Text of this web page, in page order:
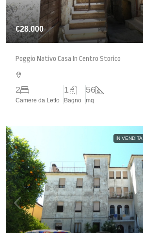
€28.000
Poggio Nativo Casa In Centro Storico
2
Camere da Letto
1
Bagno
56
mq
IN VENDITA